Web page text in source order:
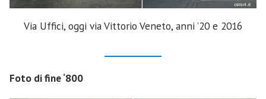
Via Uffici, oggi via Vittorio Veneto, anni ’20 e 2016
Foto di fine ‘800